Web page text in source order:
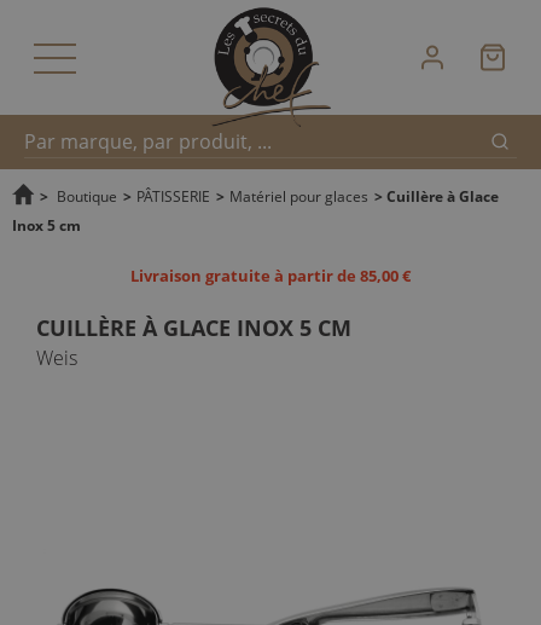
Recherche
> Boutique > PÂTISSERIE > Matériel pour glaces > Cuillère à Glace
Inox 5 cm
Livraison gratuite à partir de 85,00 €
CUILLÈRE À GLACE INOX 5 CM
Weis